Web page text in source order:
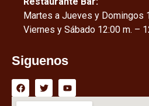
Martes a Jueves y Domingos
Viernes y Sábado 12:00 m. –
Siguenos